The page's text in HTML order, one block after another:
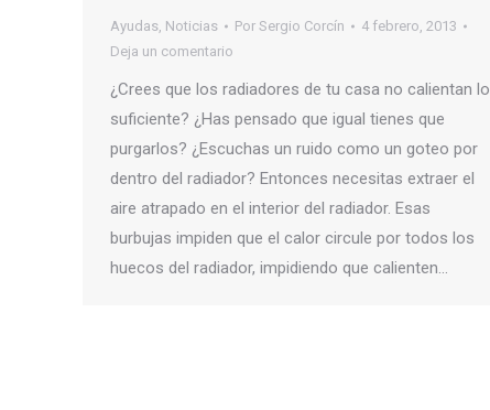
Ayudas, Noticias Por Sergio Corcín
4 febrero, 2013
Deja un comentario
¿Crees que los radiadores de tu casa no calientan lo
suficiente? ¿Has pensado que igual tienes que
purgarlos? ¿Escuchas un ruido como un goteo por
dentro del radiador? Entonces necesitas extraer el
aire atrapado en el interior del radiador. Esas
burbujas impiden que el calor circule por todos los
huecos del radiador, impidiendo que calienten…